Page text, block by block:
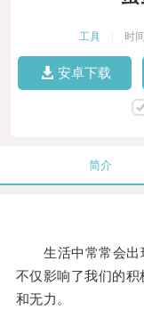
工具 时
安卓下载
简介
生活中常常会出
不仅影响了我们的
和无力。